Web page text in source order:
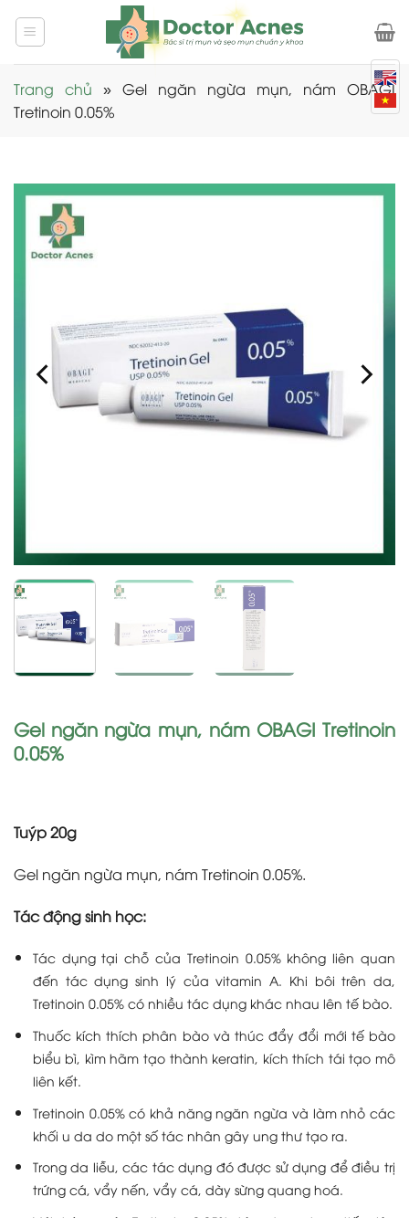
Trang chủ » Gel ngăn ngừa mụn, nám OBAGI
Tretinoin 0.05%
Gel ngăn ngừa mụn, nám OBAGI Tretinoin
0.05%
Tuýp 20g
Gel ngăn ngừa mụn, nám Tretinoin 0.05%.
Tác động sinh học:
Tác dụng tại chỗ của Tretinoin 0.05% không liên quan
đến tác dụng sinh lý của vitamin A. Khi bôi trên da,
Tretinoin 0.05% có nhiều tác dụng khác nhau lên tế bào.
Thuốc kích thích phân bào và thúc đẩy đổi mới tế bào
biểu bì, kìm hãm tạo thành keratin, kích thích tái tạo mô
liên kết.
Tretinoin 0.05% có khả năng ngăn ngừa và làm nhỏ các
khối u da do một số tác nhân gây ung thư tạo ra.
Trong da liễu, các tác dụng đó được sử dụng để điều trị
trứng cá, vẩy nến, vẩy cá, dày sừng quang hoá.